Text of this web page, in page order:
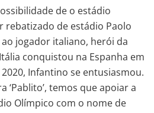
de o estádio
rebatizado de estádio Paolo
jogador italiano, herói da
conquistou na Espanha em
Infantino se entusiasmou.
‘Pablito’, temos que apoiar a
Olímpico com o nome de